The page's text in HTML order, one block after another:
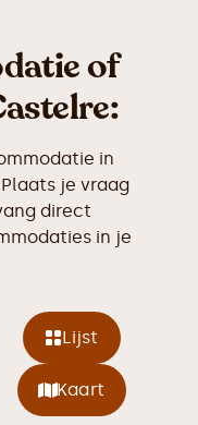
of
in
je vraag
direct
in je
Lijst
Kaart